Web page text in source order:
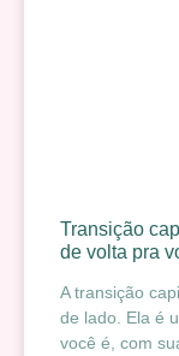
Transição
de volta pra
A transição
de lado. Ela é
você é, com